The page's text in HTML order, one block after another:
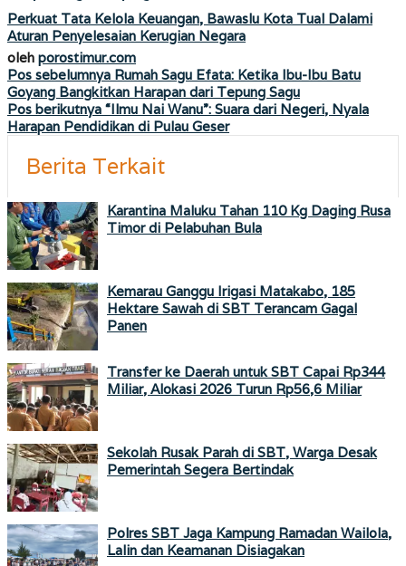
Perkuat Tata Kelola Keuangan, Bawaslu Kota Tual Dalami
Aturan Penyelesaian Kerugian Negara
oleh porostimur.com
Navigasi
pos
Pos sebelumnya Rumah Sagu Efata: Ketika Ibu-Ibu Batu
Goyang Bangkitkan Harapan dari Tepung Sagu
Pos berikutnya “Ilmu Nai Wanu”: Suara dari Negeri, Nyala
Harapan Pendidikan di Pulau Geser
Berita Terkait
Karantina Maluku Tahan 110 Kg Daging Rusa
Timor di Pelabuhan Bula
Kemarau Ganggu Irigasi Matakabo, 185
Hektare Sawah di SBT Terancam Gagal
Panen
Transfer ke Daerah untuk SBT Capai Rp344
Miliar, Alokasi 2026 Turun Rp56,6 Miliar
Sekolah Rusak Parah di SBT, Warga Desak
Pemerintah Segera Bertindak
Polres SBT Jaga Kampung Ramadan Wailola,
Lalin dan Keamanan Disiagakan